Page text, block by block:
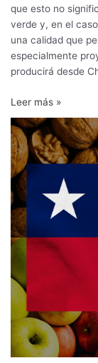
que esto no
verde y, en el
una calidad que
especialmente
producirá desde
Leer más »
Chile
se
posiciona
en
India
con
nueces,
kiwis,
manzanas
cerezas